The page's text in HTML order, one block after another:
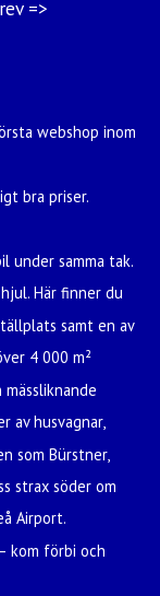
=>
webshop inom
bra priser.
under samma tak.
Här finner du
samt en av
4 000 m²
av husvagnar,
som Bürstner,
strax söder om
Airport.
kom förbi och